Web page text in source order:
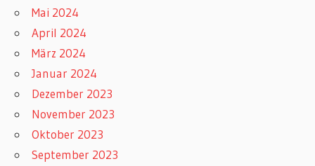
Mai 2024
April 2024
März 2024
Januar 2024
Dezember 2023
November 2023
Oktober 2023
September 2023